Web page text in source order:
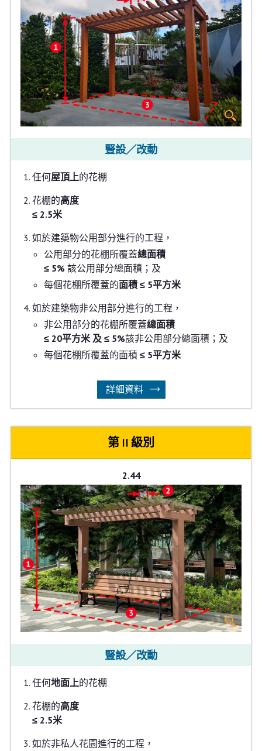
豎設／改動
任何屋頂上的花棚
花棚的高度
≤ 2.5米
如於建築物公用部分進行的工程，
公用部分的花棚所覆蓋總面積
≤ 5% 該公用部分總面積；及
每個花棚所覆蓋的面積 ≤ 5平方米
如於建築物非公用部分進行的工程，
非公用部分的花棚所覆蓋總面積
≤ 20平方米 及 ≤ 5%該非公用部分總面積；及
每個花棚所覆蓋的面積 ≤ 5平方米
詳細資料
第 II 級別
2.44
豎設／改動
任何地面上的花棚
花棚的高度
≤ 2.5米
如於非私人花園進行的工程，